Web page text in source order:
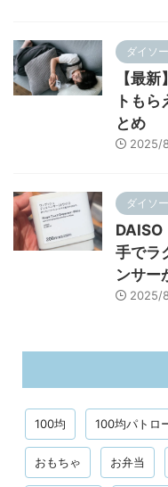
ダイソー
【最
トも
とめ
2025/
ダイソー
DAISO
手でラ
ンサー
2025/
100均 100均パトロ
おもちゃ お弁当